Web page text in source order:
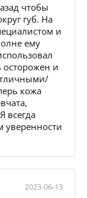
чтобы
губ. На
и
ему
и
кожа
всегда
уверенности
2023-06-13